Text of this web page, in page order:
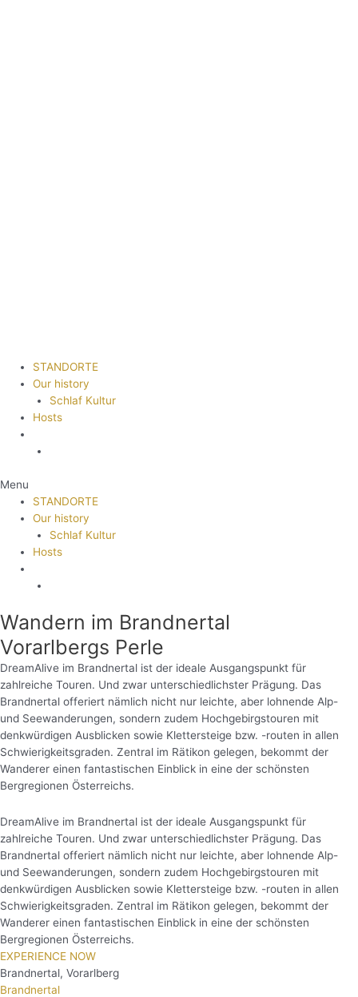
STANDORTE
Our history
Schlaf Kultur
Hosts
Menu
STANDORTE
Our history
Schlaf Kultur
Hosts
Wandern im Brandnertal
Vorarlbergs Perle
DreamAlive im Brandnertal ist der ideale Ausgangspunkt für
zahlreiche Touren. Und zwar unterschiedlichster Prägung. Das
Brandnertal offeriert nämlich nicht nur leichte, aber lohnende Alp-
und Seewanderungen, sondern zudem Hochgebirgstouren mit
denkwürdigen Ausblicken sowie Klettersteige bzw. -routen in allen
Schwierigkeitsgraden. Zentral im Rätikon gelegen, bekommt der
Wanderer einen fantastischen Einblick in eine der schönsten
Bergregionen Österreichs.
DreamAlive im Brandnertal ist der ideale Ausgangspunkt für
zahlreiche Touren. Und zwar unterschiedlichster Prägung. Das
Brandnertal offeriert nämlich nicht nur leichte, aber lohnende Alp-
und Seewanderungen, sondern zudem Hochgebirgstouren mit
denkwürdigen Ausblicken sowie Klettersteige bzw. -routen in allen
Schwierigkeitsgraden. Zentral im Rätikon gelegen, bekommt der
Wanderer einen fantastischen Einblick in eine der schönsten
Bergregionen Österreichs.
EXPERIENCE NOW
Brandnertal, Vorarlberg
Brandnertal